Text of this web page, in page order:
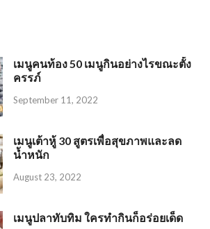
เมนูคนท้อง 50 เมนูกินอย่างไรขณะตั้ง
ครรภ์
September 11, 2022
เมนูเต้าหู้ 30 สูตรเพื่อสุขภาพและลด
น้ำหนัก
August 23, 2022
เมนูปลาทับทิม ใครทำกินก็อร่อยเด็ด